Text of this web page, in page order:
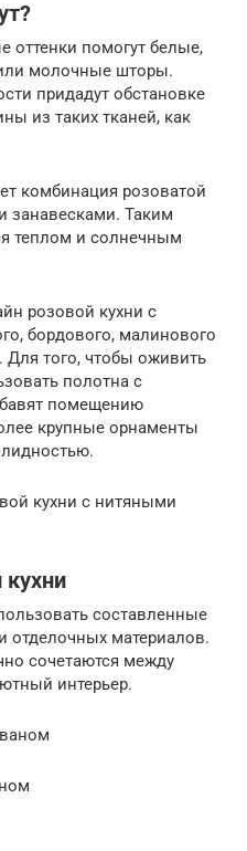
оттенки помогут белые,
молочные шторы.
придадут обстановке
из таких тканей, как
комбинация розоватой
занавесками. Таким
теплом и солнечным
розовой кухни с
бордового, малинового
Для того, чтобы оживить
полотна с
помещению
крупные орнаменты
кухни с нитяными
составленные
отделочных материалов.
сочетаются между
интерьер.